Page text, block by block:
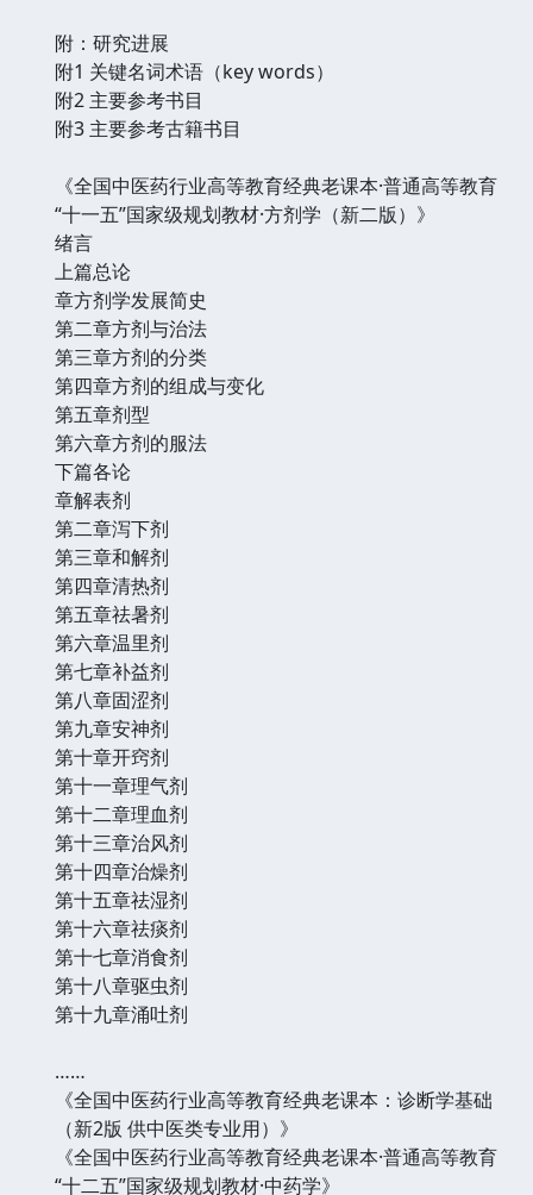
附：研究进展
附1 关键名词术语（key words）
附2 主要参考书目
附3 主要参考古籍书目
《全国中医药行业高等教育经典老课本·普通高等教育
“十一五”国家级规划教材·方剂学（新二版）》
绪言
上篇总论
章方剂学发展简史
第二章方剂与治法
第三章方剂的分类
第四章方剂的组成与变化
第五章剂型
第六章方剂的服法
下篇各论
章解表剂
第二章泻下剂
第三章和解剂
第四章清热剂
第五章祛暑剂
第六章温里剂
第七章补益剂
第八章固涩剂
第九章安神剂
第十章开窍剂
第十一章理气剂
第十二章理血剂
第十三章治风剂
第十四章治燥剂
第十五章祛湿剂
第十六章祛痰剂
第十七章消食剂
第十八章驱虫剂
第十九章涌吐剂
……
《全国中医药行业高等教育经典老课本：诊断学基础
（新2版 供中医类专业用）》
《全国中医药行业高等教育经典老课本·普通高等教育
“十二五”国家级规划教材·中药学》